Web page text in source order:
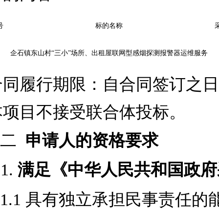
标的名称
企石镇东山村“三小”场所、出租屋联网型感烟探测报警器运维服务
履行期限：自合同签订之
目不接受联合体投标。
二 申请人的资格要求
1. 满足《中华人民共和国政
1.1 具有独立承担民事责任的